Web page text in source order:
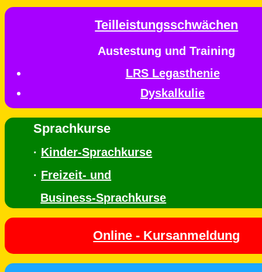
Teilleistungsschwächen
Austestung und Training
LRS Legasthenie
Dyskalkulie
Sprachkurse
· Kinder-Sprachkurse
· Freizeit- und
Business-Sprachkurse
Online - Kursanmeldung